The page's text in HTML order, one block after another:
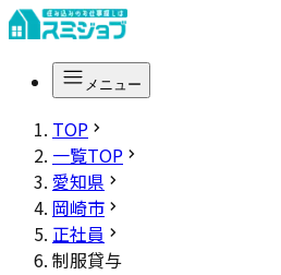
メニュー
TOP
一覧TOP
愛知県
岡崎市
正社員
制服貸与